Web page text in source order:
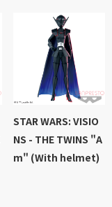
STAR WARS: VISIO
NS - THE TWINS "A
m" (With helmet)